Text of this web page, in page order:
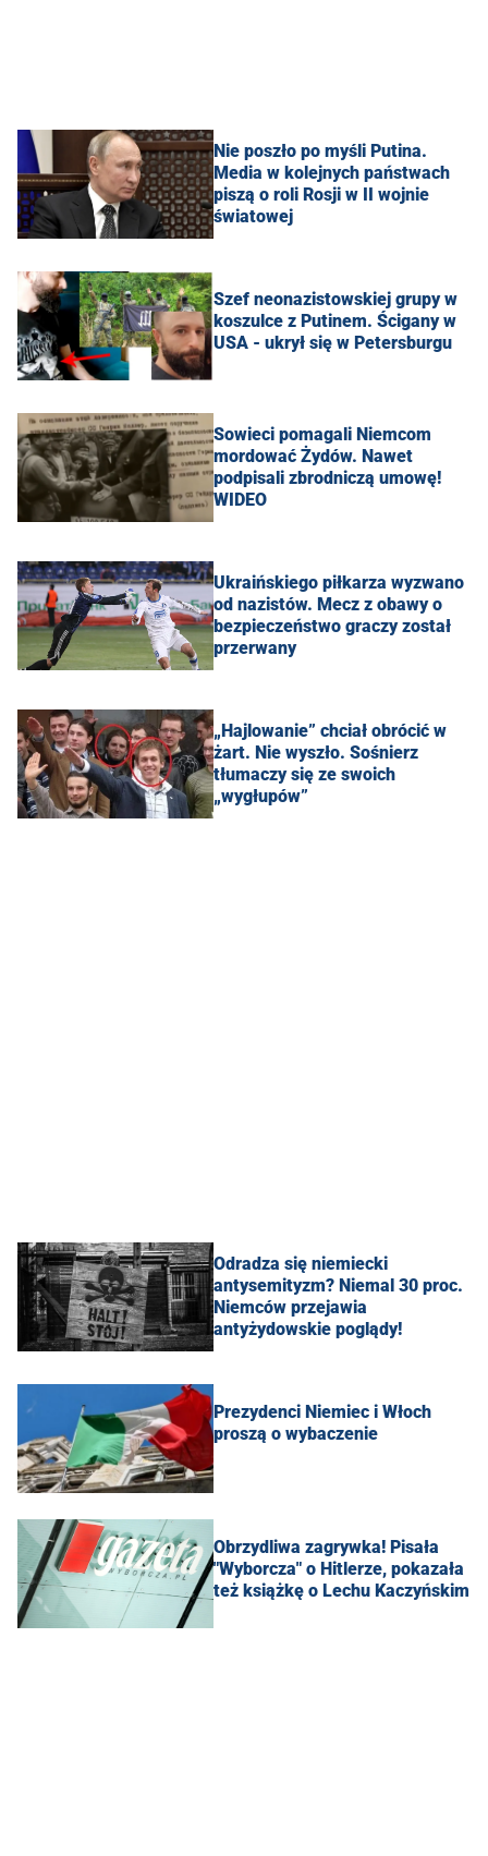
Nie poszło po myśli Putina.
Media w kolejnych państwach
piszą o roli Rosji w II wojnie
światowej
Szef neonazistowskiej grupy w
koszulce z Putinem. Ścigany w
USA - ukrył się w Petersburgu
Sowieci pomagali Niemcom
mordować Żydów. Nawet
podpisali zbrodniczą umowę!
WIDEO
Ukraińskiego piłkarza wyzwano
od nazistów. Mecz z obawy o
bezpieczeństwo graczy został
przerwany
„Hajlowanie” chciał obrócić w
żart. Nie wyszło. Sośnierz
tłumaczy się ze swoich
„wygłupów”
Odradza się niemiecki
antysemityzm? Niemal 30 proc.
Niemców przejawia
antyżydowskie poglądy!
Prezydenci Niemiec i Włoch
proszą o wybaczenie
Obrzydliwa zagrywka! Pisała
"Wyborcza" o Hitlerze, pokazała
też książkę o Lechu Kaczyńskim